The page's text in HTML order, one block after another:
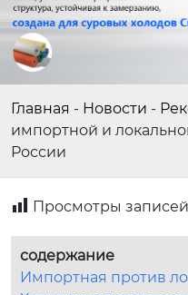
Главная - Новости -
импортной и
России
Просмотры
содержание
Импортная против